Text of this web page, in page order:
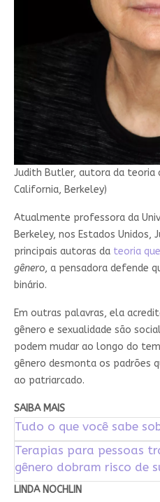
Judith Butler, autora da teoria
California, Berkeley)
Atualmente professora da
Berkeley, nos Estados Unidos,
principais autoras da teoria
gênero, a pensadora defende
binário.
Em outras palavras, ela
gênero e sexualidade são
podem mudar ao longo do
gênero desmonta os padrões
ao patriarcado.
SAIBA MAIS
Tudo o que você sabe
Terapias para pessoas
gênero dobram risco de
LINDA NOCHLIN